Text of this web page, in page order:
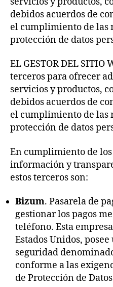
debidos acuerdos de
el cumplimiento de las
protección de datos
EL GESTOR DEL SITIO
terceros para ofrecer
servicios y productos,
debidos acuerdos de
el cumplimiento de las
protección de datos
En cumplimiento de
información y
estos terceros son:
Bizum. Pasarela de
gestionar los pagos
teléfono. Esta
Estados Unidos,
seguridad
conforme a las
de Protección de